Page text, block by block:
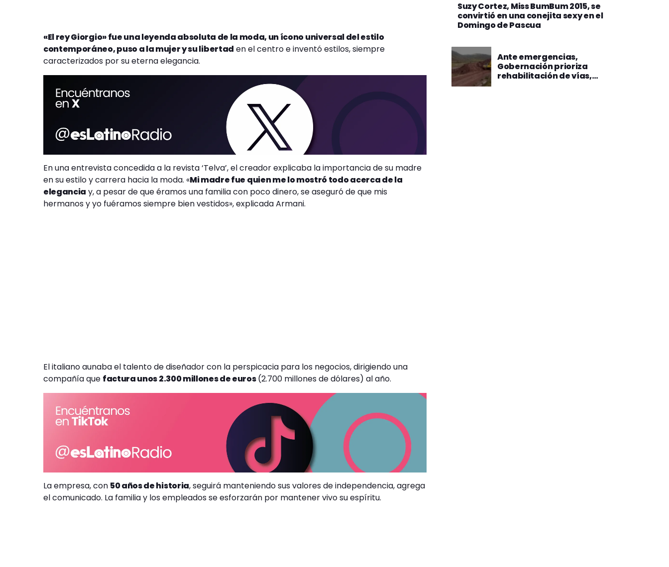
«El rey Giorgio» fue una leyenda absoluta de la moda, un ícono universal del estilo
contemporáneo, puso a la mujer y su libertad en el centro e inventó estilos, siempre
caracterizados por su eterna elegancia.
En una entrevista concedida a la revista ‘Telva’, el creador explicaba la importancia de su madre
en su estilo y carrera hacia la moda. «Mi madre fue quien me lo mostró todo acerca de la
elegancia y, a pesar de que éramos una familia con poco dinero, se aseguró de que mis
hermanos y yo fuéramos siempre bien vestidos», explicada Armani.
El italiano aunaba el talento de diseñador con la perspicacia para los negocios, dirigiendo una
compañía que factura unos 2.300 millones de euros(2.700 millones de dólares) al año.
La empresa, con 50 años de historia, seguirá manteniendo sus valores de independencia, agrega
el comunicado. La familia y los empleados se esforzarán por mantener vivo su espíritu.
Suzy Cortez, Miss BumBum 2015, se
convirtió en una conejita sexy en el
Domingo de Pascua
Ante emergencias,
Gobernación prioriza
rehabilitación de vías,